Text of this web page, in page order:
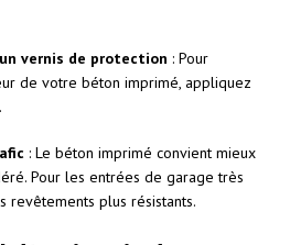
vernis de protection : Pour
de votre béton imprimé, appliquez
: Le béton imprimé convient mieux
Pour les entrées de garage très
revêtements plus résistants.